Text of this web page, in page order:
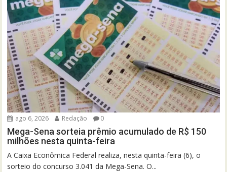
ago 6, 2026 Redação 0
Mega-Sena sorteia prêmio acumulado de R$ 150
milhões nesta quinta-feira
A Caixa Econômica Federal realiza, nesta quinta-feira (6), o
sorteio do concurso 3.041 da Mega-Sena. O...